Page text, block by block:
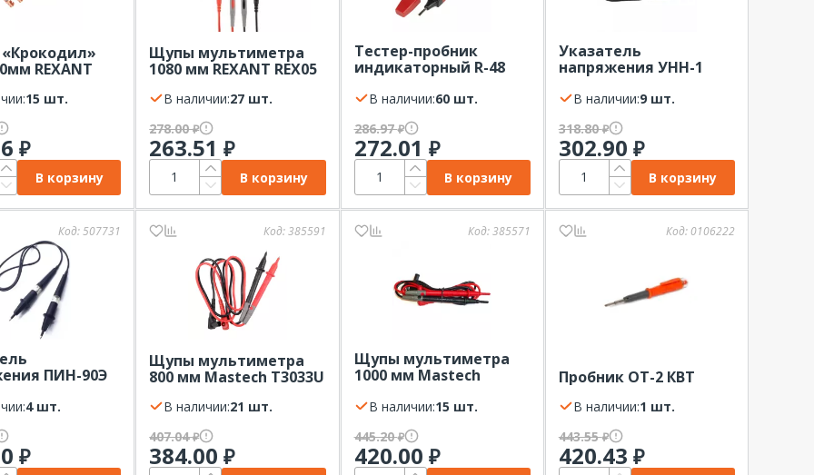
REXANT
15 шт.
₽
В корзину
Щупы мультиметра
1080 мм REXANT REX05
В наличии:
27 шт.
278.00₽
263.51₽
В корзину
Тестер-пробник
индикаторный R-48
В наличии:
60 шт.
286.97₽
272.01 ₽
В корзину
Указатель
напряжения УНН-1
ЭНЗА 40-1000В
постоянный и
переменный ток
В наличии:
9 шт.
318.80₽
302.90 ₽
В корзину
Код:507731
ПИН-90Э
4 шт.
₽
Код:385591
Щупы мультиметра
800 мм Mastech T3033U
В наличии:
21 шт.
407.04₽
384.00₽
Код:385571
Щупы мультиметра
1000 мм Mastech
В наличии:
15 шт.
445.20₽
420.00 ₽
Код: 0106222
Пробник ОТ-2 КВТ
В наличии:
1 шт.
443.55₽
420.43 ₽